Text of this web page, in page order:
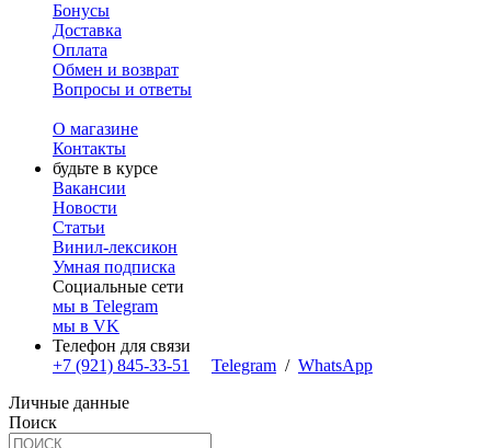
Бонусы
Доставка
Оплата
Обмен и возврат
Вопросы и ответы
О магазине
Контакты
будьте в курсе
Вакансии
Новости
Статьи
Винил-лексикон
Умная подписка
Социальные сети
мы в Telegram
мы в VK
Телефон для связи
+7 (921) 845-33-51
Telegram / WhatsApp
Личные данные
Поиск